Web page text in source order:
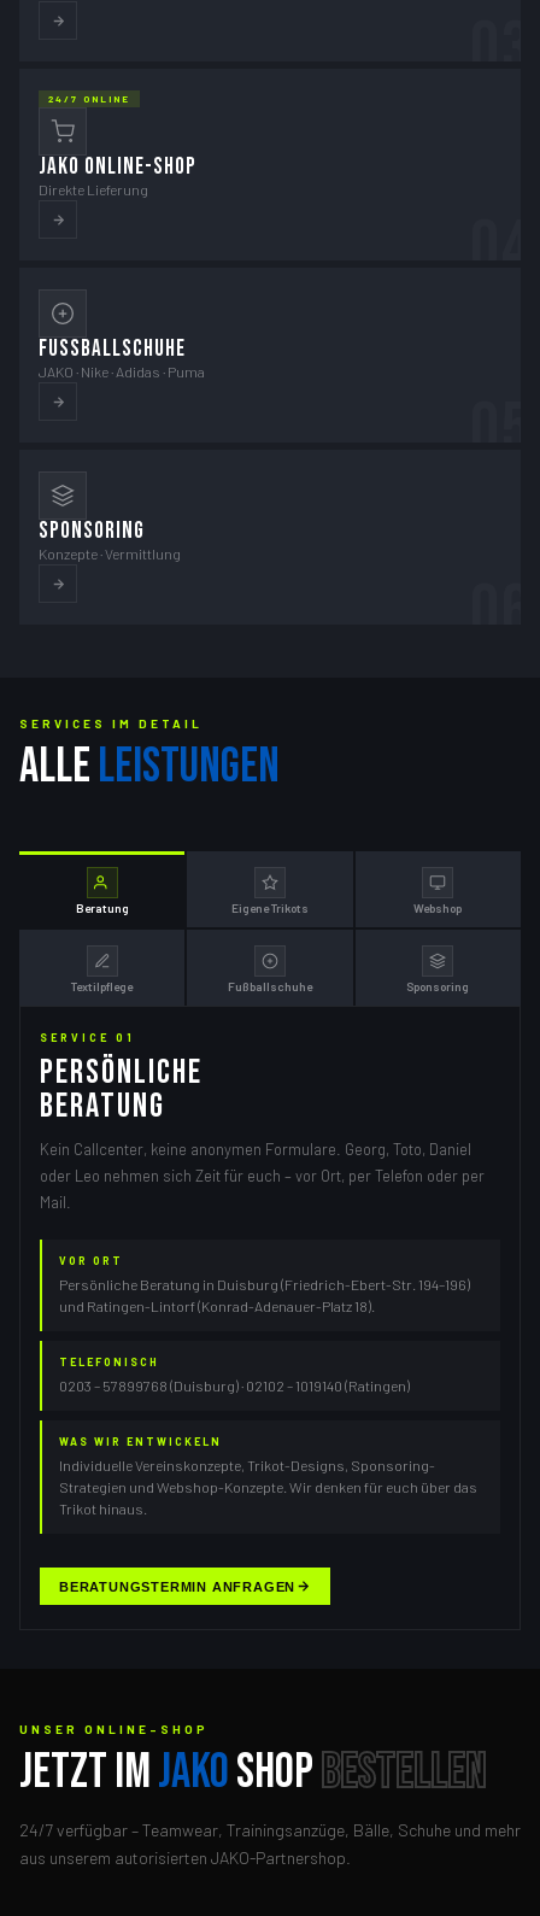
24/7 ONLINE
JAKO ONLINE-SHOP
Direkte Lieferung
FUSSBALLSCHUHE
JAKO · Nike · Adidas · Puma
SPONSORING
Konzepte · Vermittlung
SERVICES IM DETAIL
ALLELEISTUNGEN
Beratung Eigene Trikots Webshop
Textilpflege Fußballschuhe Sponsoring
SERVICE 01
PERSÖNLICHE
BERATUNG
Kein Callcenter, keine anonymen Formulare. Georg, Toto, Daniel
oder Leo nehmen sich Zeit für euch – vor Ort, per Telefon oder per
Mail.
VOR ORT
Persönliche Beratung in Duisburg (Friedrich-Ebert-Str. 194–196)
und Ratingen-Lintorf (Konrad-Adenauer-Platz 18).
TELEFONISCH
0203 – 57899768 (Duisburg) · 02102 – 1019140 (Ratingen)
WAS WIR ENTWICKELN
Individuelle Vereinskonzepte, Trikot-Designs, Sponsoring-
Strategien und Webshop-Konzepte. Wir denken für euch über das
Trikot hinaus.
BERATUNGSTERMIN ANFRAGEN
UNSER ONLINE-SHOP
JETZT IMJAKOSHOPBESTELLEN
24/7 verfügbar – Teamwear, Trainingsanzüge, Bälle, Schuhe und mehr
aus unserem autorisierten JAKO-Partnershop.